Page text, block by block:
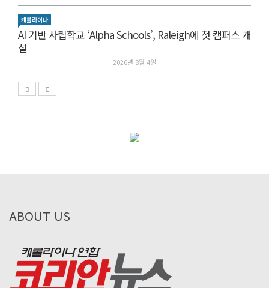
캐롤라이나
AI 기반 사립학교 ‘Alpha Schools’, Raleigh에 첫 캠퍼스 개
설
2026년 8월 4일
ABOUT US